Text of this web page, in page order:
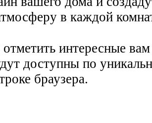
в каждой
интересные
доступны по
браузера.